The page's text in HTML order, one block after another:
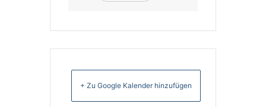
+ Zu Google Kalender hinzufügen